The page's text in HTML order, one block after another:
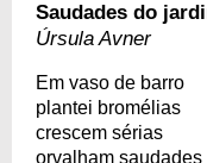
Saudades do
Úrsula Avner
Em vaso de barro
plantei bromélias
crescem sérias
orvalham saudades